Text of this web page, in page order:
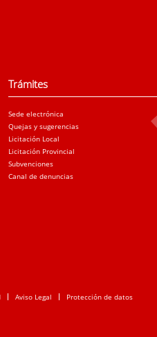
Trámites
Sede electrónica
Quejas y sugerencias
Licitación Local
Licitación Provincial
Subvenciones
Canal de denuncias
Aviso Legal Protección de datos